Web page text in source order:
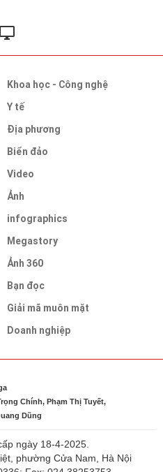
Khoa học - Công nghệ
Y tế
Địa phương
Biển đảo
Video
Ảnh
infographics
Megastory
Ảnh 360
Bạn đọc
Giải mã muôn mặt
Doanh nghiệp
Chính, Phạm Thị Tuyết,
Dũng
ngày 18-4-2025.
phường Cửa Nam, Hà Nội